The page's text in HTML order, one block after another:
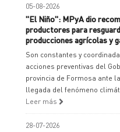
05-08-2026
"El Niño": MPyA dio
productores para
producciones agrícolas y
Son constantes y
acciones preventivas del
provincia de Formosa ante
llegada del fenómeno
Leer más
28-07-2026